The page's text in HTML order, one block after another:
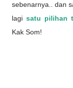
sebenarnya.. dan
lagisatu pilihan
Kak Som!